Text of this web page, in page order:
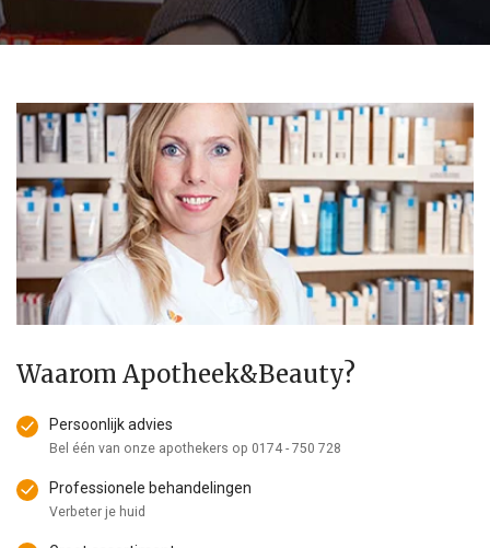
Waarom Apotheek&Beauty?
Persoonlijk advies
Bel één van onze apothekers op 0174 - 750 728
Professionele behandelingen
Verbeter je huid